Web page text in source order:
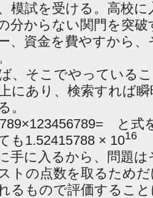
模試を受ける。高校
分からない関門を突
、資金を費やすから
、そこでやっている
にあり、検索すれば
。
と式
も1.52415788 × 1016
手に入るから、問題
トの点数を取るため
るもので評価するこ